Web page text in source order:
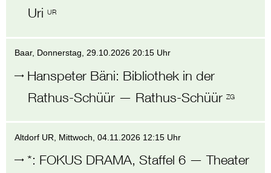
Uri UR
Baar, Donnerstag, 29.10.2026 20:15 Uhr
Hanspeter Bäni: Bibliothek in der
Rathus-Schüür— Rathus-Schüür ZG
Altdorf UR , Mittwoch,04.11.2026 12:15 Uhr
*: FOKUS DRAMA, Staffel 6 —Theater